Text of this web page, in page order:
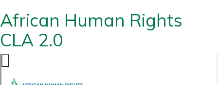
African Human Rights
CLA 2.0